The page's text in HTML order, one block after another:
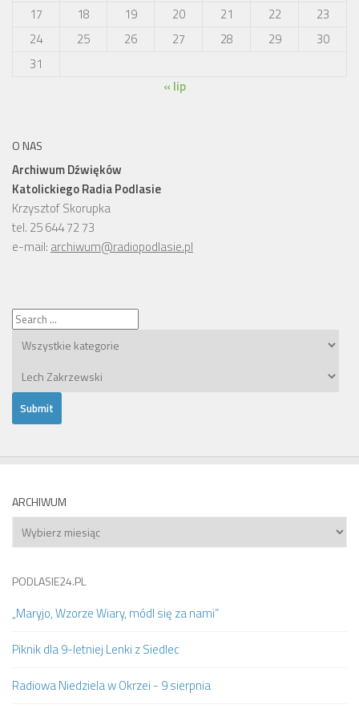
17
18 19 20 21 22
23
24
25 26 27 28 29
30
31
« lip
O NAS
Archiwum Dźwięków
Katolickiego Radia Podlasie
Krzysztof Skorupka
tel. 25 644 72 73
e-mail: archiwum@radiopodlasie.pl
ARCHIWUM
Archiwum
PODLASIE24.PL
„Maryjo, Wzorze Wiary, módl się za nami”
Piknik dla 9-letniej Lenki z Siedlec
Radiowa Niedziela w Okrzei - 9 sierpnia